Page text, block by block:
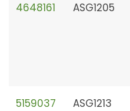
4648161 ASG1205
5159037 ASG1213